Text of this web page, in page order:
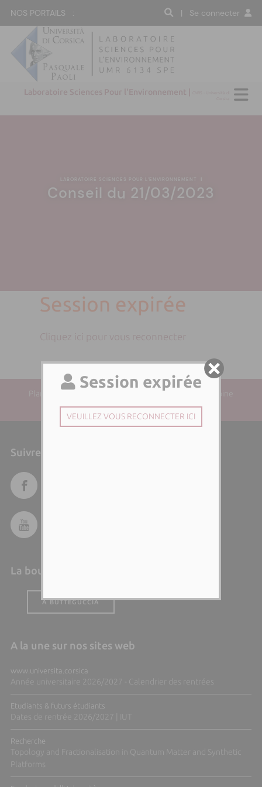
NOS PORTAILS : | Se connecter
Laboratoire Sciences Pour l'Environnement |
LABORATOIRE SCIENCES POUR L'ENVIRONNEMENT
Conseil du 21/03/2023
Session expirée
Cliquez ici pour vous reconnecter
Plan du site| Directeur de la publication : Paul-Antoine
SANTONI | Responsable éditorial :
Suivre l'Università di Corsica
La boutique de l'Università
A BUTTEGUCCIA
A la une sur nos sites web
www.universita.corsica
Année universitaire 2026/2027 - Calendrier des rentrées
Etudiants & futurs étudiants
Dates de rentrée 2026/2027 | IUT
Recherche
Topology and Fractionalisation in Quantum Matter and Synthetic
Platforms